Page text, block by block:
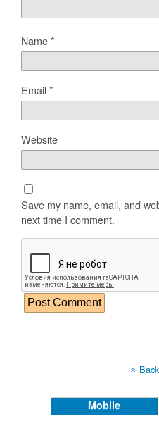
Name*
Email*
Website
Save my name, email, and
next time I comment.
Mobile